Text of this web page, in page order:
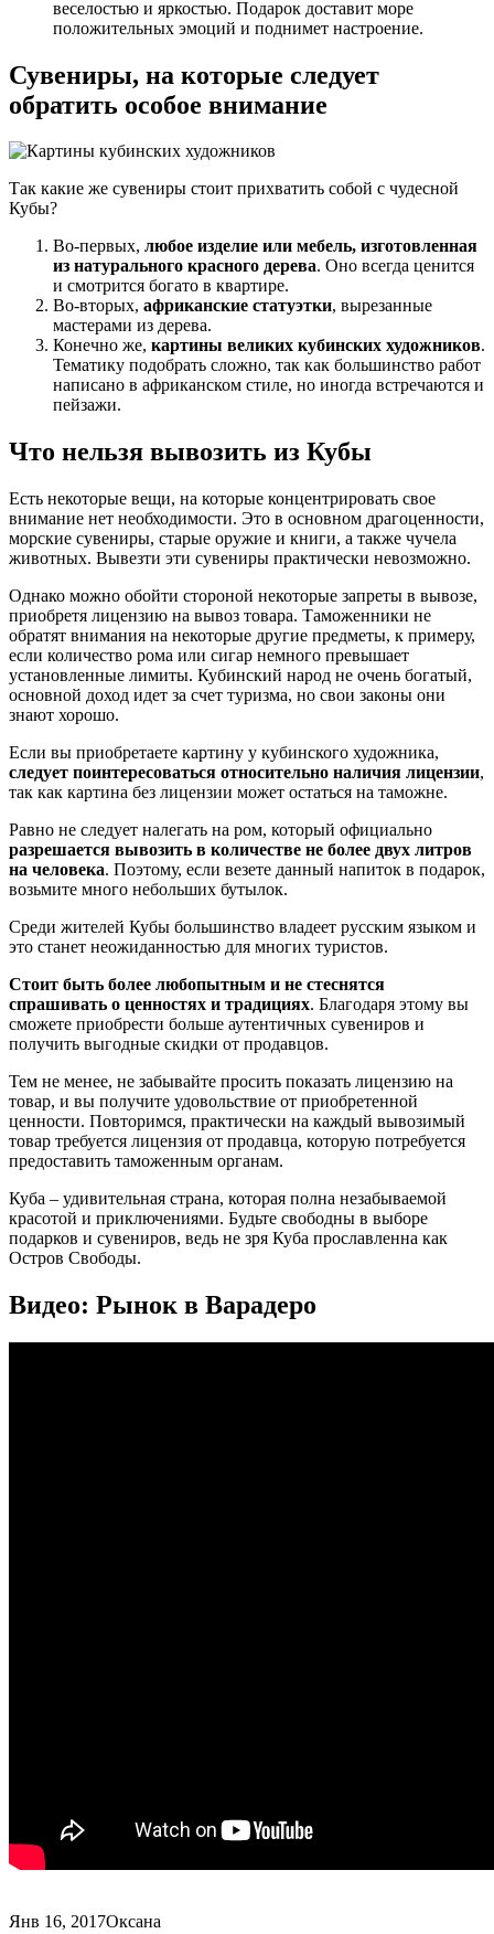
веселостью и яркостью. Подарок доставит море
положительных эмоций и поднимет настроение.
Сувениры, на которые следует
обратить особое внимание
Так какие же сувениры стоит прихватить собой с чудесной
Кубы?
Во-первых, любое изделие или мебель, изготовленная
из натурального красного дерева. Оно всегда ценится
и смотрится богато в квартире.
Во-вторых, африканские статуэтки, вырезанные
мастерами из дерева.
Конечно же, картины великих кубинских художников.
Тематику подобрать сложно, так как большинство работ
написано в африканском стиле, но иногда встречаются и
пейзажи.
Что нельзя вывозить из Кубы
Есть некоторые вещи, на которые концентрировать свое
внимание нет необходимости. Это в основном драгоценности,
морские сувениры, старые оружие и книги, а также чучела
животных. Вывезти эти сувениры практически невозможно.
Однако можно обойти стороной некоторые запреты в вывозе,
приобретя лицензию на вывоз товара. Таможенники не
обратят внимания на некоторые другие предметы, к примеру,
если количество рома или сигар немного превышает
установленные лимиты. Кубинский народ не очень богатый,
основной доход идет за счет туризма, но свои законы они
знают хорошо.
Если вы приобретаете картину у кубинского художника,
следует поинтересоваться относительно наличия лицензии,
так как картина без лицензии может остаться на таможне.
Равно не следует налегать на ром, который официально
разрешается вывозить в количестве не более двух литров
на человека. Поэтому, если везете данный напиток в подарок,
возьмите много небольших бутылок.
Среди жителей Кубы большинство владеет русским языком и
это станет неожиданностью для многих туристов.
Стоит быть более любопытным и не стеснятся
спрашивать о ценностях и традициях. Благодаря этому вы
сможете приобрести больше аутентичных сувениров и
получить выгодные скидки от продавцов.
Тем не менее, не забывайте просить показать лицензию на
товар, и вы получите удовольствие от приобретенной
ценности. Повторимся, практически на каждый вывозимый
товар требуется лицензия от продавца, которую потребуется
предоставить таможенным органам.
Куба – удивительная страна, которая полна незабываемой
красотой и приключениями. Будьте свободны в выборе
подарков и сувениров, ведь не зря Куба прославленна как
Остров Свободы.
Видео: Рынок в Варадеро
Янв 16, 2017Оксана